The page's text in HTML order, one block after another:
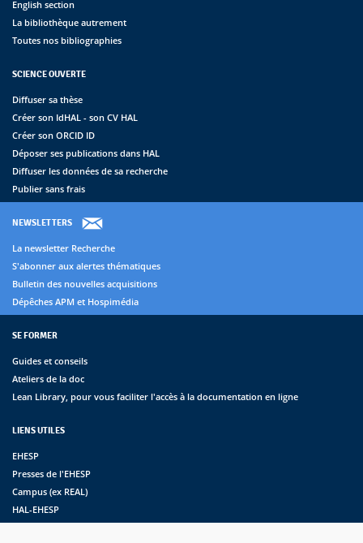
English section
La bibliothèque autrement
Toutes nos bibliographies
SCIENCE OUVERTE
Diffuser sa thèse
Créer son IdHAL - son CV HAL
Créer son ORCID ID
Déposer ses publications dans HAL
Diffuser les données de sa recherche
Publier sans frais
NEWSLETTERS
La newsletter Recherche
S'abonner aux alertes thématiques
Bulletin des nouvelles acquisitions
Dépêches APM et Hospimédia
SE FORMER
Guides et conseils
Ateliers de la doc
Lean Library, pour vous faciliter l'accès à la documentation en ligne
LIENS UTILES
EHESP
Presses de l'EHESP
Campus (ex REAL)
HAL-EHESP